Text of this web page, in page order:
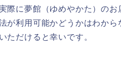
際に夢館（ゆめやかた）のお
が利用可能かどうかはわか
ただけると幸いです。